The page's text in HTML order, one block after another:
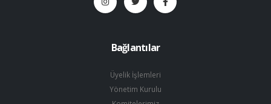
Bağlantılar
Üyelik İşlemleri
Yönetim Kurulu